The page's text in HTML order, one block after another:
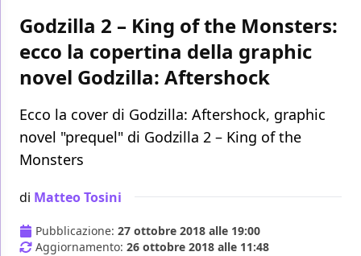
Godzilla 2 – King of the Monsters:
ecco la copertina della graphic
novel Godzilla: Aftershock
Ecco la cover di Godzilla: Aftershock, graphic
novel "prequel" di Godzilla 2 – King of the
Monsters
di Matteo Tosini
Pubblicazione: 27 ottobre 2018 alle 19:00
Aggiornamento: 26 ottobre 2018 alle 11:48